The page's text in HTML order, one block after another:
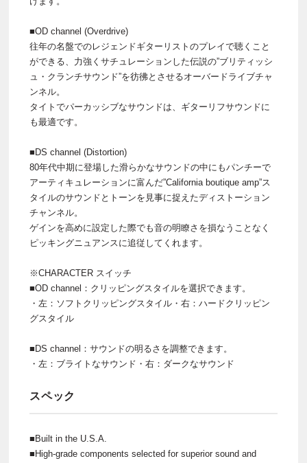
■OD channel (Overdrive)
往年の名盤でのレジェンドギターリストのプレイで聴くこと
ができる、力強くサチュレーションした伝説の”ブリティッシ
ュ・クランチサウンド”を彷彿とさせるオーバードライブチャ
ンネル。
タイトでパーカッシブなサウンドは、ギターリフサウンドに
も最適です。
■DS channel (Distortion)
80年代中期に登場した滑らかなサウンドの中にもパンチーで
アーティキュレーションに富んだ”California boutique amp”ス
タイルのサウンドとトーンを見事に捉えたディストーション
チャンネル。
ゲインを高めに設定した際でも音の明瞭さを損なうことなく
ピッキングニュアンスに追従してくれます。
※CHARACTER スイッチ
■OD channel：クリッピングスタイルを選択できます。
・左：ソフトクリッピングスタイル・右：ハードクリッピン
グスタイル
■DS channel：サウンドの明るさを調整できます。
・左：ブライトなサウンド・右：ダークなサウンド
スペック
■Built in the U.S.A.
■High-grade components selected for superior sound and